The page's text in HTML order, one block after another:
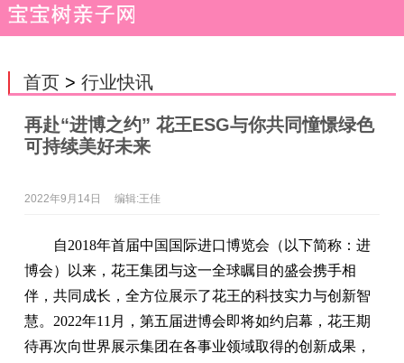
首页> 行业快讯
再赴“进博之约” 花王ESG与你共同憧憬绿色
可持续美好未来
2022年9月14日 编辑:王佳
自2018年首届中国国际进口博览会（以下简称：进
博会）以来，花王集团与这一全球瞩目的盛会携手相
伴，共同成长，全方位展示了花王的科技实力与创新智
慧。2022年11月，第五届进博会即将如约启幕，花王期
待再次向世界展示集团在各事业领域取得的创新成果，